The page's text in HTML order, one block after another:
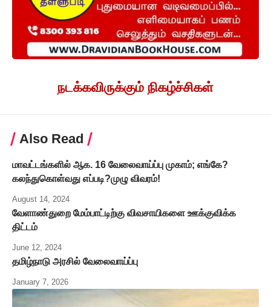
நடக்கவிருக்கும் நிகழ்ச்சிகள்
Also Read
மாவட்டங்களில் ஆக. 16 வேலைவாய்ப்பு முகாம்; எங்கே?
கலந்துகொள்வது எப்படி?முழு விவரம்!
August 14, 2024
வேளாண்துறை மேம்பாட்டிற்கு விவசாயிகளை ஊக்குவிக்க
திட்டம்
June 12, 2024
தமிழ்நாடு அரசில் வேலைவாய்ப்பு
January 7, 2026